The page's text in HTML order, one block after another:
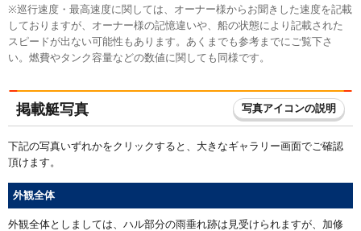
※巡行速度・最高速度に関しては、オーナー様からお聞きした速度を記載
しておりますが、オーナー様の記憶違いや、船の状態により記載された
スピードが出ない可能性もあります。あくまでも参考までにご覧下さ
い。燃費やタンク容量などの数値に関しても同様です。
掲載艇写真 写真アイコンの説明
下記の写真いずれかをクリックすると、大きなギャラリー画面でご確認
頂けます。
外観全体
外観全体としましては、ハル部分の雨垂れ跡は見受けられますが、加修